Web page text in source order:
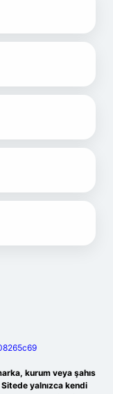
kurum veya şahıs
yalnızca kendi